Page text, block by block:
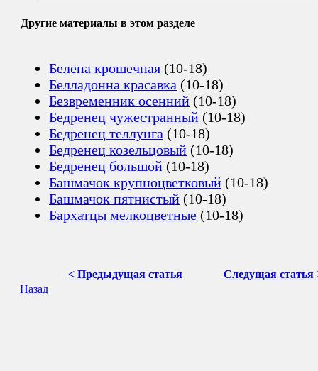
Другие материалы в этом разделе
Белена крошечная (10-18)
Белладонна красавка (10-18)
Безвременник осенний (10-18)
Бедренец чужестранный (10-18)
Бедренец теллунга (10-18)
Бедренец козельцовый (10-18)
Бедренец большой (10-18)
Башмачок крупноцветковый (10-18)
Башмачок пятнистый (10-18)
Бархатцы мелкоцветные (10-18)
< Предыдущая статья
Следущая статья
Назад